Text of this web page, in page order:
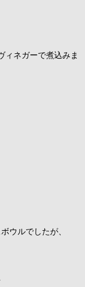
ィネガーで煮込みま
ウルでしたが、